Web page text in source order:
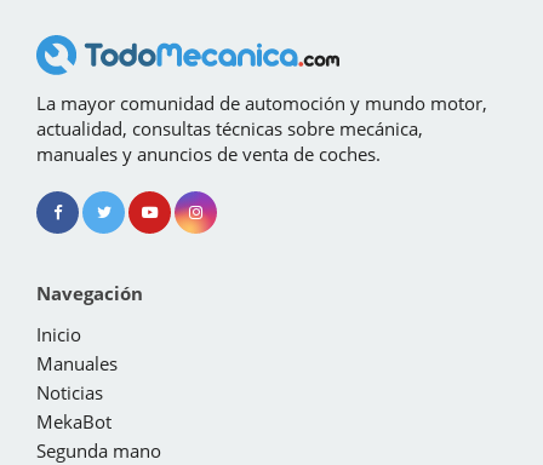
La mayor comunidad de automoción y mundo motor,
actualidad, consultas técnicas sobre mecánica,
manuales y anuncios de venta de coches.
Navegación
Inicio
Manuales
Noticias
MekaBot
Segunda mano